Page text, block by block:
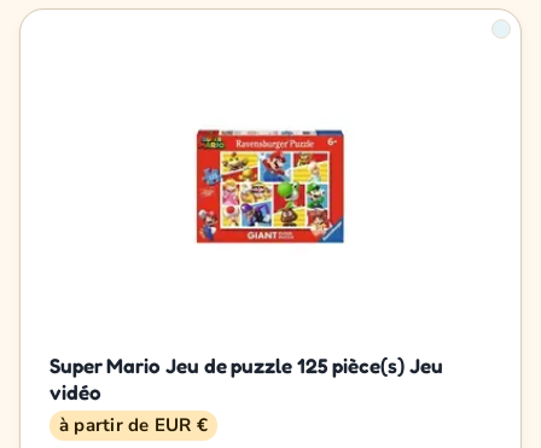
Super Mario Jeu de puzzle 125 pièce(s) Jeu
vidéo
à partir de EUR €